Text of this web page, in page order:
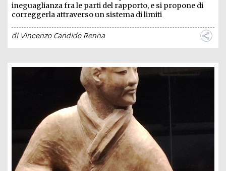
ineguaglianza fra le parti del rapporto, e si propone di
correggerla attraverso un sistema di limiti
di Vincenzo Candido Renna